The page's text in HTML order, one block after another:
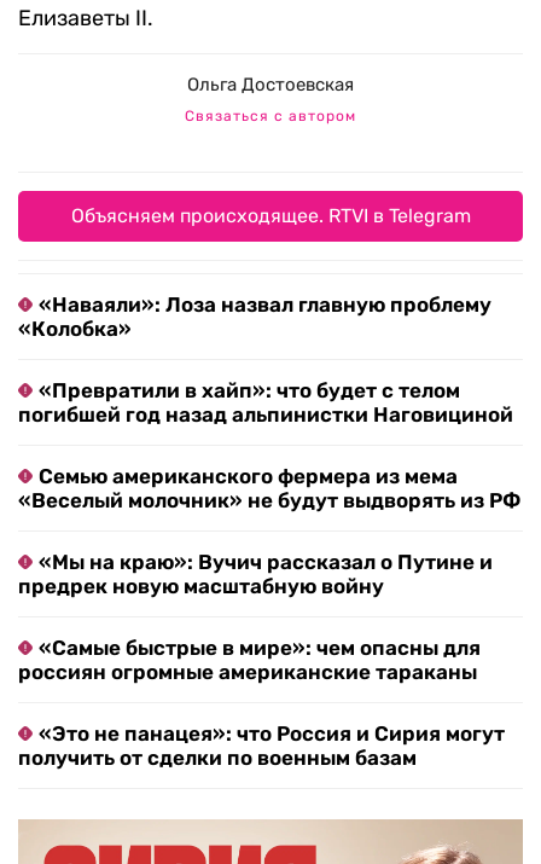
Елизаветы II.
Ольга Достоевская
Связаться с автором
Объясняем происходящее. RTVI в Telegram
«Наваяли»: Лоза назвал главную проблему
«Колобка»
«Превратили в хайп»: что будет с телом
погибшей год назад альпинистки Наговициной
Семью американского фермера из мема
«Веселый молочник» не будут выдворять из РФ
«Мы на краю»: Вучич рассказал о Путине и
предрек новую масштабную войну
«Самые быстрые в мире»: чем опасны для
россиян огромные американские тараканы
«Это не панацея»: что Россия и Сирия могут
получить от сделки по военным базам